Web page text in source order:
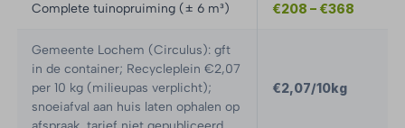
Complete tuinopruiming (± 6 m³) €208 – €368
Gemeente Lochem (Circulus): gft
in de container; Recycleplein €2,07
per 10 kg (milieupas verplicht);
snoeiafval aan huis laten ophalen op
€2,07/10kg